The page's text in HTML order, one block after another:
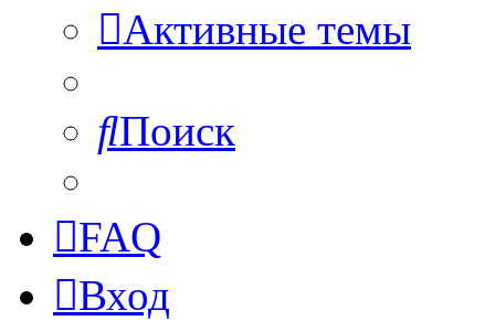
Активные темы
Поиск
FAQ
Вход